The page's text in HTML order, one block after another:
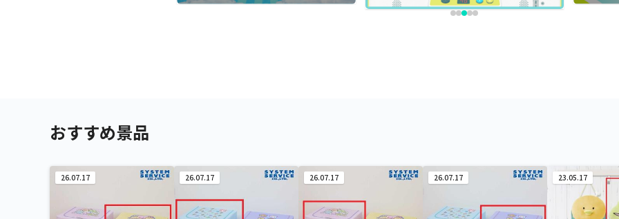
おすすめ景品
26.07.17 26.07.17 26.07.17 26.07.17 23.05.17